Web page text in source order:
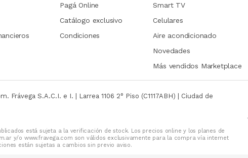
Pagá Online
Catálogo exclusivo
Condiciones
Smart TV
Celulares
Aire acondicionado
Novedades
Más vendidos Marketplace
Frávega S.A.C.I. e I. | Larrea 1106 2° Piso (C1117ABH) | Ciudad de
está sujeta a la verificación de stock. Los precios online y los planes de
y/o www.fravega.com son válidos exclusivamente para la compra vía internet
están sujetas a cambios sin previo aviso.